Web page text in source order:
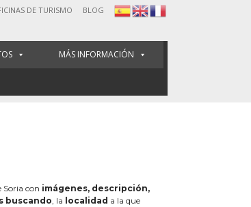
DE TURISMO BLOG
MÁS INFORMACIÓN
Soria con imágenes, descripción,
buscando, la localidad a la que